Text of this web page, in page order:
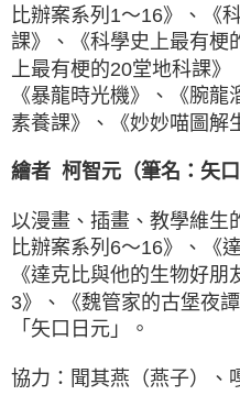
比辦案系列1～16》、《
課》、《科學史上最有梗
上最有梗的20堂地科課
《暴龍時光機》、《腕
素養課》、《妙妙喵圖解
繪者 柯智元（筆名：矢口
以漫畫、插畫、教學維生
比辦案系列6～16》、《
《達克比與他的生物好
3》、《魏管家的古堡夜
「矢口日元」。
協力：聞其燕（燕子）、